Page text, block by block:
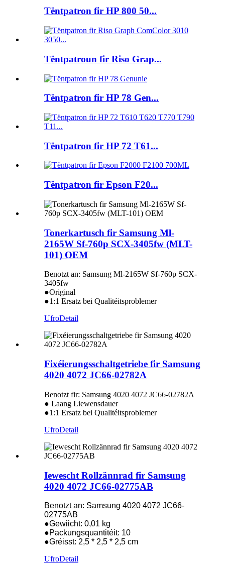
Tëntpatron fir HP 800 50...
Tëntpatroun fir Riso Grap...
Tëntpatron fir HP 78 Gen...
Tëntpatron fir HP 72 T61...
Tëntpatron fir Epson F20...
Tonerkartusch fir Samsung Ml-
2165W Sf-760p SCX-3405fw (MLT-
101) OEM
Benotzt an: Samsung Ml-2165W Sf-760p SCX-
3405fw
●Original
●1:1 Ersatz bei Qualitéitsproblemer
UfroDetail
Fixéierungsschaltgetriebe fir Samsung
4020 4072 JC66-02782A
Benotzt fir: Samsung 4020 4072 JC66-02782A
● Laang Liewensdauer
●1:1 Ersatz bei Qualitéitsproblemer
UfroDetail
Iewescht Rollzännrad fir Samsung
4020 4072 JC66-02775AB
Benotzt an: Samsung 4020 4072 JC66-
02775AB
●Gewiicht: 0,01 kg
●Packungsquantitéit: 10
●Gréisst: 2,5 * 2,5 * 2,5 cm
UfroDetail